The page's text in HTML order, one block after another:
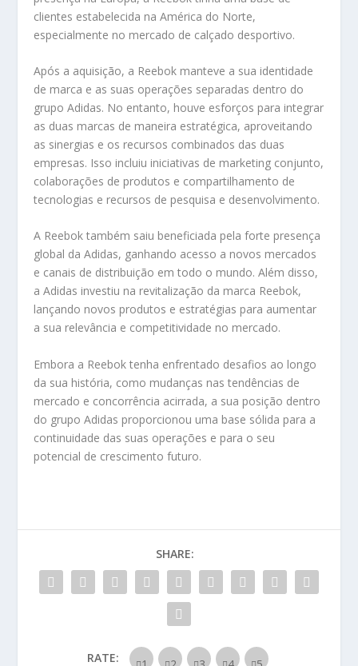
clientes estabelecida na América do Norte,
especialmente no mercado de calçado desportivo.
Após a aquisição, a Reebok manteve a sua identidade
de marca e as suas operações separadas dentro do
grupo Adidas. No entanto, houve esforços para integrar
as duas marcas de maneira estratégica, aproveitando
as sinergias e os recursos combinados das duas
empresas. Isso incluiu iniciativas de marketing conjunto,
colaborações de produtos e compartilhamento de
tecnologias e recursos de pesquisa e desenvolvimento.
A Reebok também saiu beneficiada pela forte presença
global da Adidas, ganhando acesso a novos mercados
e canais de distribuição em todo o mundo. Além disso,
a Adidas investiu na revitalização da marca Reebok,
lançando novos produtos e estratégias para aumentar
a sua relevância e competitividade no mercado.
Embora a Reebok tenha enfrentado desafios ao longo
da sua história, como mudanças nas tendências de
mercado e concorrência acirrada, a sua posição dentro
do grupo Adidas proporcionou uma base sólida para a
continuidade das suas operações e para o seu
potencial de crescimento futuro.
SHARE:
RATE: